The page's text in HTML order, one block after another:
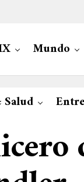
Mundo